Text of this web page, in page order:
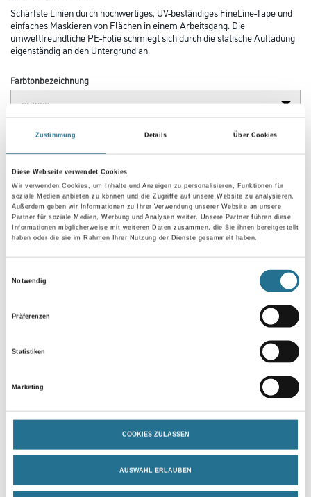
Zustimmung Details Über Cookies
Diese Webseite verwendet Cookies
Wir verwenden Cookies, um Inhalte und Anzeigen zu personalisieren, Funktionen für
soziale Medien anbieten zu können und die Zugriffe auf unsere Website zu analysieren.
Außerdem geben wir Informationen zu Ihrer Verwendung unserer Website an unsere
Partner für soziale Medien, Werbung und Analysen weiter. Unsere Partner führen diese
Informationen möglicherweise mit weiteren Daten zusammen, die Sie ihnen bereitgestellt
haben oder die sie im Rahmen Ihrer Nutzung der Dienste gesammelt haben.
Notwendig
Präferenzen
Statistiken
Marketing
COOKIES ZULASSEN
AUSWAHL ERLAUBEN
Schärfste Linien durch hochwertiges, UV-beständiges FineLine-Tape und
einfaches Maskieren von Flächen in einem Arbeitsgang. Die
umweltfreundliche PE-Folie schmiegt sich durch die statische Aufladung
eigenständig an den Untergrund an.
Farbtonbezeichnung
Breite in millimeter
Umrechnungsfaktoren
- WASHI-TEC® Klebeband
- Mit umweltfreundlicher PE-Folie